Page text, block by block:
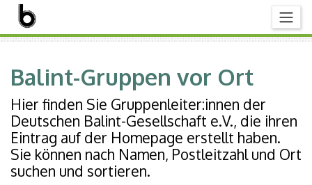
Balint-Gruppen vor Ort
Hier finden Sie Gruppenleiter:innen der
Deutschen Balint-Gesellschaft e.V., die ihren
Eintrag auf der Homepage erstellt haben.
Sie können nach Namen, Postleitzahl und Ort
suchen und sortieren.